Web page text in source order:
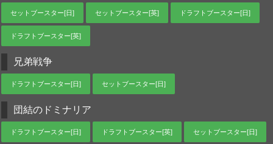
セットブースター[日] セットブースター[英] ドラフトブースター[日]
ドラフトブースター[英]
兄弟戦争
ドラフトブースター[日] セットブースター[日]
団結のドミナリア
ドラフトブースター[日] ドラフトブースター[英] セットブースター[日]